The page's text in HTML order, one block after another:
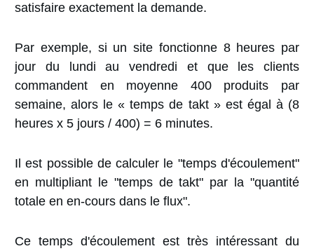
satisfaire exactement la demande.
Par exemple, si un site fonctionne 8 heures par
jour du lundi au vendredi et que les clients
commandent en moyenne 400 produits par
semaine, alors le « temps de takt » est égal à (8
heures x 5 jours / 400) = 6 minutes.
Il est possible de calculer le "temps d'écoulement"
en multipliant le "temps de takt" par la "quantité
totale en en-cours dans le flux".
Ce temps d'écoulement est très intéressant du